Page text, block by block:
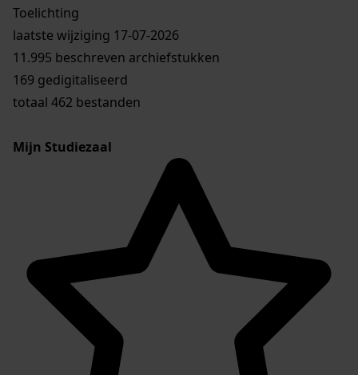
Toelichting
laatste wijziging 17-07-2026
11.995 beschreven archiefstukken
169 gedigitaliseerd
totaal 462 bestanden
Mijn Studiezaal